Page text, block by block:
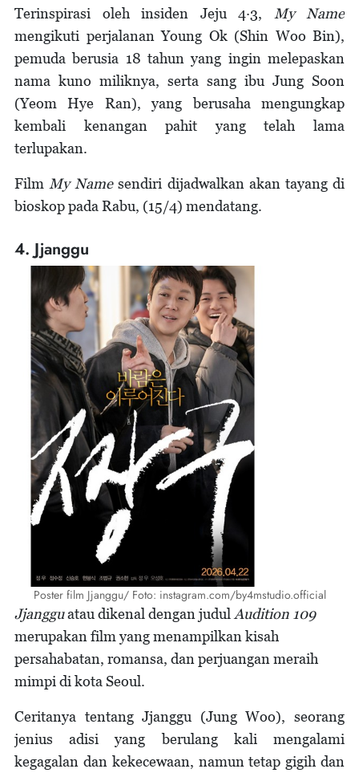
Terinspirasi oleh insiden Jeju 4·3,
My Name
mengikuti perjalanan Young Ok (Shin Woo Bin),
pemuda berusia 18 tahun yang ingin melepaskan
nama kuno miliknya, serta sang ibu Jung Soon
(Yeom Hye Ran), yang berusaha mengungkap
kembali kenangan pahit yang telah lama
terlupakan.
Film My Namesendiri dijadwalkan akan tayang di
bioskop pada Rabu, (15/4) mendatang.
4. Jjanggu
Poster film Jjanggu/ Foto: instagram.com/by4mstudio.official
Jjangguatau dikenal dengan judul Audition 109
merupakan film yang menampilkan kisah
persahabatan, romansa, dan perjuangan meraih
mimpi di kota Seoul.
Ceritanya tentang Jjanggu (Jung Woo), seorang
jenius adisi yang berulang kali mengalami
kegagalan dan kekecewaan, namun tetap gigih dan